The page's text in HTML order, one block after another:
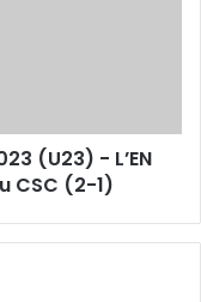
(U23) - L’EN
CSC (2-1)